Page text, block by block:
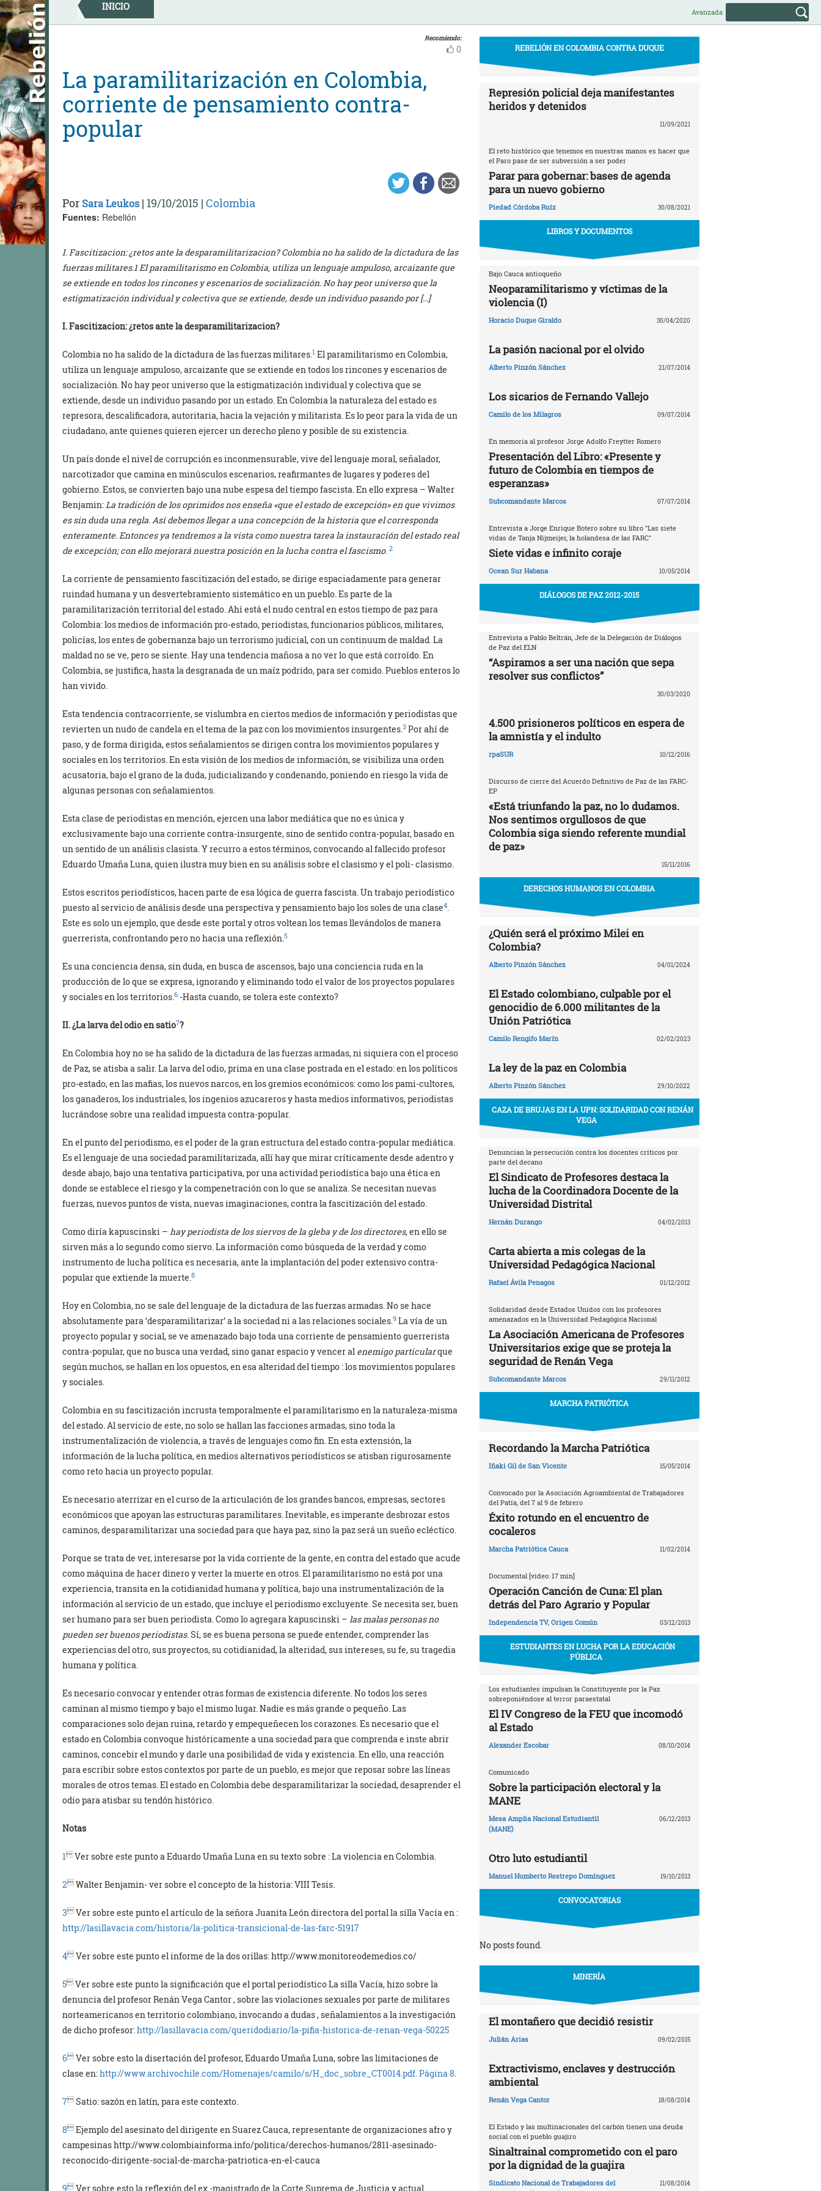
Skip
to
content
INICIO Avanzada
Recomiendo:
0
La paramilitarización en Colombia,
corriente de pensamiento contra-
popular
Por Sara Leukos | 19/10/2015 | Colombia
Fuentes: Rebelión
I. Fascitizacion: ¿retos ante la desparamilitarizacion? Colombia no ha salido de la dictadura de las
fuerzas militares.1 El paramilitarismo en Colombia, utiliza un lenguaje ampuloso, arcaizante que
se extiende en todos los rincones y escenarios de socialización. No hay peor universo que la
estigmatización individual y colectiva que se extiende, desde un individuo pasando por […]
I. Fascitizacion: ¿retos ante la desparamilitarizacion?
Colombia no ha salido de la dictadura de las fuerzas militares.1 El paramilitarismo en Colombia,
utiliza un lenguaje ampuloso, arcaizante que se extiende en todos los rincones y escenarios de
socialización. No hay peor universo que la estigmatización individual y colectiva que se
extiende, desde un individuo pasando por un estado. En Colombia la naturaleza del estado es
represora, descalificadora, autoritaria, hacia la vejación y militarista. Es lo peor para la vida de un
ciudadano, ante quienes quieren ejercer un derecho pleno y posible de su existencia.
Un país donde el nivel de corrupción es inconmensurable, vive del lenguaje moral, señalador,
narcotizador que camina en minúsculos escenarios, reafirmantes de lugares y poderes del
gobierno. Estos, se convierten bajo una nube espesa del tiempo fascista. En ello expresa – Walter
Benjamin:La tradición de los oprimidos nos enseña «que el estado de excepción» en que vivimos
es sin duda una regla. Así debemos llegar a una concepción de la historia que el corresponda
enteramente. Entonces ya tendremos a la vista como nuestra tarea la instauración del estado real
de excepción; con ello mejorará nuestra posición en la lucha contra el fascismo. 2
La corriente de pensamiento fascitización del estado, se dirige espaciadamente para generar
ruindad humana y un desvertebramiento sistemático en un pueblo. Es parte de la
paramilitarización territorial del estado. Ahí está el nudo central en estos tiempo de paz para
Colombia: los medios de información pro-estado, periodistas, funcionarios públicos, militares,
policías, los entes de gobernanza bajo un terrorismo judicial, con un continuum de maldad. La
maldad no se ve, pero se siente. Hay una tendencia mañosa a no ver lo que está corroído. En
Colombia, se justifica, hasta la desgranada de un maíz podrido, para ser comido. Pueblos enteros lo
han vivido.
Esta tendencia contracorriente, se vislumbra en ciertos medios de información y periodistas que
revierten un nudo de candela en el tema de la paz con los movimientos insurgentes.3 Por ahí de
paso, y de forma dirigida, estos señalamientos se dirigen contra los movimientos populares y
sociales en los territorios. En esta visión de los medios de información, se visibiliza una orden
acusatoria, bajo el grano de la duda, judicializando y condenando, poniendo en riesgo la vida de
algunas personas con señalamientos.
Esta clase de periodistas en mención, ejercen una labor mediática que no es única y
exclusivamente bajo una corriente contra-insurgente, sino de sentido contra-popular, basado en
un sentido de un análisis clasista. Y recurro a estos términos, convocando al fallecido profesor
Eduardo Umaña Luna, quien ilustra muy bien en su análisis sobre el clasismo y el poli- clasismo.
Estos escritos periodísticos, hacen parte de esa lógica de guerra fascista. Un trabajo periodístico
puesto al servicio de análisis desde una perspectiva y pensamiento bajo los soles de una clase4.
Este es solo un ejemplo, que desde este portal y otros voltean los temas llevándolos de manera
guerrerista, confrontando pero no hacia una reflexión.5
Es una conciencia densa, sin duda, en busca de ascensos, bajo una conciencia ruda en la
producción de lo que se expresa, ignorando y eliminando todo el valor de los proyectos populares
y sociales en los territorios.6 -Hasta cuando, se tolera este contexto?
II. ¿La larva del odio en satio7?
En Colombia hoy no se ha salido de la dictadura de las fuerzas armadas, ni siquiera con el proceso
de Paz, se atisba a salir. La larva del odio, prima en una clase postrada en el estado: en los políticos
pro-estado, en las mafias, los nuevos narcos, en los gremios económicos: como los pami-cultores,
los ganaderos, los industriales, los ingenios azucareros y hasta medios informativos, periodistas
lucrándose sobre una realidad impuesta contra-popular.
En el punto del periodismo, es el poder de la gran estructura del estado contra-popular mediática.
Es el lenguaje de una sociedad paramilitarizada, allí hay que mirar críticamente desde adentro y
desde abajo, bajo una tentativa participativa, por una actividad periodística bajo una ética en
donde se establece el riesgo y la compenetración con lo que se analiza. Se necesitan nuevas
fuerzas, nuevos puntos de vista, nuevas imaginaciones, contra la fascitización del estado.
Como diría kapuscinski – hay periodista de los siervos de la gleba y de los directores, en ello se
sirven más a lo segundo como siervo. La información como búsqueda de la verdad y como
instrumento de lucha política es necesaria, ante la implantación del poder extensivo contra-
popular que extiende la muerte.8
Hoy en Colombia, no se sale del lenguaje de la dictadura de las fuerzas armadas. No se hace
absolutamente para ‘desparamilitarizar’ a la sociedad ni a las relaciones sociales.9 La vía de un
proyecto popular y social, se ve amenazado bajo toda una corriente de pensamiento guerrerista
contra-popular, que no busca una verdad, sino ganar espacio y vencer al enemigo particularque
según muchos, se hallan en los opuestos, en esa alteridad del tiempo : los movimientos populares
y sociales.
Colombia en su fascitización incrusta temporalmente el paramilitarismo en la naturaleza-misma
del estado. Al servicio de este, no solo se hallan las facciones armadas, sino toda la
instrumentalización de violencia, a través de lenguajes como fin. En esta extensión, la
información de la lucha política, en medios alternativos periodísticos se atisban rigurosamente
como reto hacia un proyecto popular.
Es necesario aterrizar en el curso de la articulación de los grandes bancos, empresas, sectores
económicos que apoyan las estructuras paramilitares. Inevitable, es imperante desbrozar estos
caminos, desparamilitarizar una sociedad para que haya paz, sino la paz será un sueño ecléctico.
Porque se trata de ver, interesarse por la vida corriente de la gente, en contra del estado que acude
como máquina de hacer dinero y verter la muerte en otros. El paramilitarismo no está por una
experiencia, transita en la cotidianidad humana y política, bajo una instrumentalización de la
información al servicio de un estado, que incluye el periodismo excluyente. Se necesita ser, buen
ser humano para ser buen periodista. Como lo agregara kapuscinski – las malas personas no
pueden ser buenos periodistas. Sí, se es buena persona se puede entender, comprender las
experiencias del otro, sus proyectos, su cotidianidad, la alteridad, sus intereses, su fe, su tragedia
humana y política.
Es necesario convocar y entender otras formas de existencia diferente. No todos los seres
caminan al mismo tiempo y bajo el mismo lugar. Nadie es más grande o pequeño. Las
comparaciones solo dejan ruina, retardo y empequeñecen los corazones. Es necesario que el
estado en Colombia convoque históricamente a una sociedad para que comprenda e inste abrir
caminos, concebir el mundo y darle una posibilidad de vida y existencia. En ello, una reacción
para escribir sobre estos contextos por parte de un pueblo, es mejor que reposar sobre las líneas
morales de otros temas.El estado en Colombia debe desparamilitarizar la sociedad, desaprender el
odio para atisbar su tendón histórico.
Notas
1 Ver sobre este punto a Eduardo Umaña Luna en su texto sobre : La violencia en Colombia.
2 Walter Benjamin- ver sobre el concepto de la historia: VIII Tesis.
3 Ver sobre este punto el artículo de la señora Juanita León directora del portal la silla Vacía en :
http://lasillavacia.com/historia/la-politica-transicional-de-las-farc-51917
4 Ver sobre este punto el informe de la dos orillas: http://www.monitoreodemedios.co/
5 Ver sobre este punto la significación que el portal periodístico La silla Vacía, hizo sobre la
denuncia del profesor Renán Vega Cantor , sobre las violaciones sexuales por parte de militares
norteamericanos en territorio colombiano, invocando a dudas , señalamientos a la investigación
de dicho profesor:http://lasillavacia.com/queridodiario/la-pifia-historica-de-renan-vega-50225
6 Ver sobre esto la disertación del profesor, Eduardo Umaña Luna, sobre las limitaciones de
clase en:http://www.archivochile.com/Homenajes/camilo/s/H_doc_sobre_CT0014.pdf. Página 8.
7 Satio: sazón en latín, para este contexto.
8 Ejemplo del asesinato del dirigente en Suarez Cauca, representante de organizaciones afro y
campesinas http://www.colombiainforma.info/politica/derechos-humanos/2811-asesinado-
reconocido-dirigente-social-de-marcha-patriotica-en-el-cauca
9 Ver sobre esto la reflexión del ex -magistrado de la Corte Suprema de Justicia y actual
REBELIÓN EN COLOMBIA CONTRA DUQUE
Represión policial deja manifestantes
heridos y detenidos
11/09/2021
El reto histórico que tenemos en nuestras manos es hacer que
el Paro pase de ser subversión a ser poder
Parar para gobernar: bases de agenda
para un nuevo gobierno
Piedad Córdoba Ruíz 30/08/2021
LIBROS Y DOCUMENTOS
Bajo Cauca antioqueño
Neoparamilitarismo y víctimas de la
violencia (I)
Horacio Duque Giraldo 30/04/2020
La pasión nacional por el olvido
Alberto Pinzón Sánchez 21/07/2014
Los sicarios de Fernando Vallejo
Camilo de los Milagros 09/07/2014
En memoria al profesor Jorge Adolfo Freytter Romero
Presentación del Libro: «Presente y
futuro de Colombia en tiempos de
esperanzas»
Subcomandante Marcos 07/07/2014
Entrevista a Jorge Enrique Botero sobre su libro "Las siete
vidas de Tanja Nijmeijer, la holandesa de las FARC"
Siete vidas e infinito coraje
Ocean Sur Habana 10/05/2014
DIÁLOGOS DE PAZ 2012-2015
Entrevista a Pablo Beltrán, Jefe de la Delegación de Diálogos
de Paz del ELN
“Aspiramos a ser una nación que sepa
resolver sus conflictos”
30/03/2020
4.500 prisioneros políticos en espera de
la amnistía y el indulto
rpaSUR 10/12/2016
Discurso de cierre del Acuerdo Definitivo de Paz de las FARC-
EP
«Está triunfando la paz, no lo dudamos.
Nos sentimos orgullosos de que
Colombia siga siendo referente mundial
de paz»
15/11/2016
DERECHOS HUMANOS EN COLOMBIA
¿Quién será el próximo Milei en
Colombia?
Alberto Pinzón Sánchez 04/01/2024
El Estado colombiano, culpable por el
genocidio de 6.000 militantes de la
Unión Patriótica
Camilo Rengifo Marín 02/02/2023
La ley de la paz en Colombia
Alberto Pinzón Sánchez 29/10/2022
CAZA DE BRUJAS EN LA UPN: SOLIDARIDAD CON RENÁN
VEGA
Denuncian la persecución contra los docentes críticos por
parte del decano
El Sindicato de Profesores destaca la
lucha de la Coordinadora Docente de la
Universidad Distrital
Hernán Durango 04/02/2013
Carta abierta a mis colegas de la
Universidad Pedagógica Nacional
Rafael Ávila Penagos 01/12/2012
Solidaridad desde Estados Unidos con los profesores
amenazados en la Universidad Pedagógica Nacional
La Asociación Americana de Profesores
Universitarios exige que se proteja la
seguridad de Renán Vega
Subcomandante Marcos 29/11/2012
MARCHA PATRIÓTICA
Recordando la Marcha Patriótica
Iñaki Gil de San Vicente 15/05/2014
Convocado por la Asociación Agroambiental de Trabajadores
del Patía, del 7 al 9 de febrero
Éxito rotundo en el encuentro de
cocaleros
Marcha Patriótica Cauca 11/02/2014
Documental [video: 17 min]
Operación Canción de Cuna: El plan
detrás del Paro Agrario y Popular
Independencia TV, Origen Común 03/12/2013
ESTUDIANTES EN LUCHA POR LA EDUCACIÓN
PÚBLICA
Los estudiantes impulsan la Constituyente por la Paz
sobreponiéndose al terror paraestatal
El IV Congreso de la FEU que incomodó
al Estado
Alexander Escobar 08/10/2014
Comunicado
Sobre la participación electoral y la
MANE
Mesa Amplia Nacional Estudiantil
(MANE)
06/12/2013
Otro luto estudiantil
Manuel Humberto Restrepo Domínguez 19/10/2013
CONVOCATORIAS
No posts found.
MINERÍA
El montañero que decidió resistir
Julián Arias 09/02/2015
Extractivismo, enclaves y destrucción
ambiental
Renán Vega Cantor 18/08/2014
El Estado y las multinacionales del carbón tienen una deuda
social con el pueblo guajiro
Sinaltrainal comprometido con el paro
por la dignidad de la guajira
Sindicato Nacional de Trabajadores del
11/08/2014